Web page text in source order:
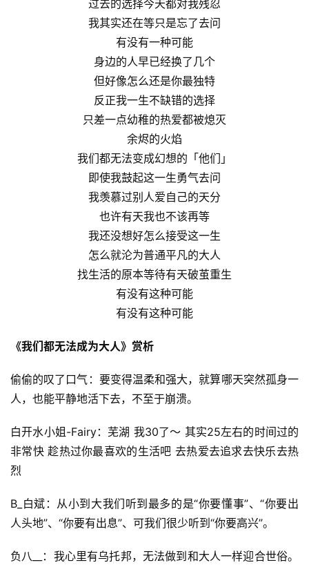
过去的选择今天都对我残忍
我其实还在等只是忘了去问
有没有一种可能
身边的人早已经换了几个
但好像怎么还是你最独特
反正我一生不缺错的选择
只差一点幼稚的热爱都被熄灭
余烬的火焰
我们都无法变成幻想的「他们」
即使我鼓起这一生勇气去问
我羡慕过别人爱自己的天分
也许有天我也不该再等
我还没想好怎么接受这一生
怎么就沦为普通平凡的大人
找生活的原本等待有天破茧重生
有没有这种可能
有没有这种可能
《我们都无法成为大人》赏析
偷偷的叹了口气：要变得温柔和强大，就算哪天突然孤身一
人，也能平静地活下去，不至于崩溃。
白开水小姐-Fairy：芜湖 我30了～ 其实25左右的时间过的
非常快 趁热过你最喜欢的生活吧 去热爱去追求去快乐去热
烈
B_白斌：从小到大我们听到最多的是“你要懂事”、“你要出
人头地”、“你要有出息”、可我们很少听到“你要高兴”。
负八__：我心里有乌托邦，无法做到和大人一样迎合世俗。